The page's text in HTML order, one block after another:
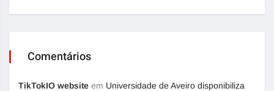
Comentários
TikTokIO website em Universidade de Aveiro disponibiliza